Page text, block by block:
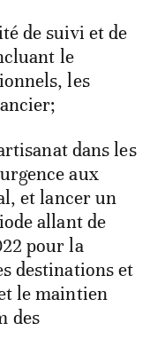
de suivi et de
le
les
dans les
aux
et lancer un
allant de
pour la
destinations et
le maintien
des